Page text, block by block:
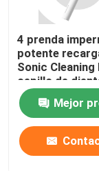
4 prenda
potente
Sonic Cleaning
cepillo de
eléctrico de
Mejor